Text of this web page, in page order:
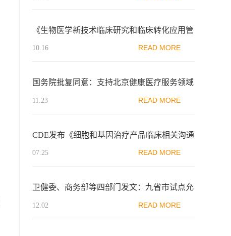
《生物医学新技术临床研究和临床转化应用管
理条例》专家解读
10.16 READ MORE
国务院批复同意：支持北京健康医疗服务领域
发展
11.23 READ MORE
CDE发布《细胞和基因治疗产品临床相关沟通
交流技术指导原则（征求意见稿）》
07.25 READ MORE
卫健委、商务部等四部门发文：九省市试点允
许设立外商独资医院，但限制开展肿瘤细胞治
12.02 READ MORE